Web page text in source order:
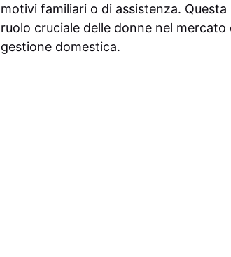
motivi familiari o di assistenza.
ruolo cruciale delle donne nel
gestione domestica.